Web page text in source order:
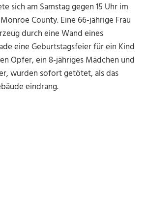
sich am Samstag gegen 15 Uhr im
County. Eine 66-jährige Frau
durch eine Wand eines
eine Geburtstagsfeier für ein Kind
Opfer, ein 8-jähriges Mädchen und
wurden sofort getötet, als das
eindrang.